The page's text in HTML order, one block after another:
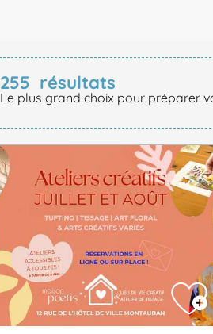
255 résultats
Le plus grand choix pour préparer